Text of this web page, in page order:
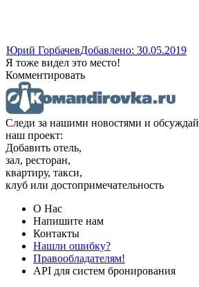
Юрий ГорбачевДобавлено: 30.05.2019
Я тоже видел это место!
Комментировать
Следи за нашими новостями и обсуждай
наш проект:
Добавить отель,
зал, ресторан,
квартиру, такси,
клуб или достопримечательность
О Нас
Напишите нам
Контакты
Нашли ошибку?
Правообладателям!
API для систем бронирования